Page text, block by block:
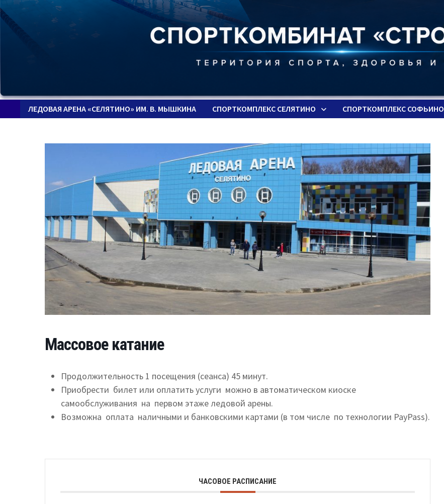
ЛЕДОВАЯ АРЕНА «СЕЛЯТИНО» ИМ. В. МЫШКИНА СПОРТКОМПЛЕКС СЕЛЯТИНО СПОРТКОМПЛЕКС СОФЬИНО
Массовое катание
Продолжительность 1 посещения (сеанса) 45 минут.
Приобрести билет или оплатить услуги можно в автоматическом киоске
самообслуживания на первом этаже ледовой арены.
Возможна оплата наличными и банковскими картами (в том числе по технологии PayPass).
ЧАСОВОЕ РАСПИСАНИЕ